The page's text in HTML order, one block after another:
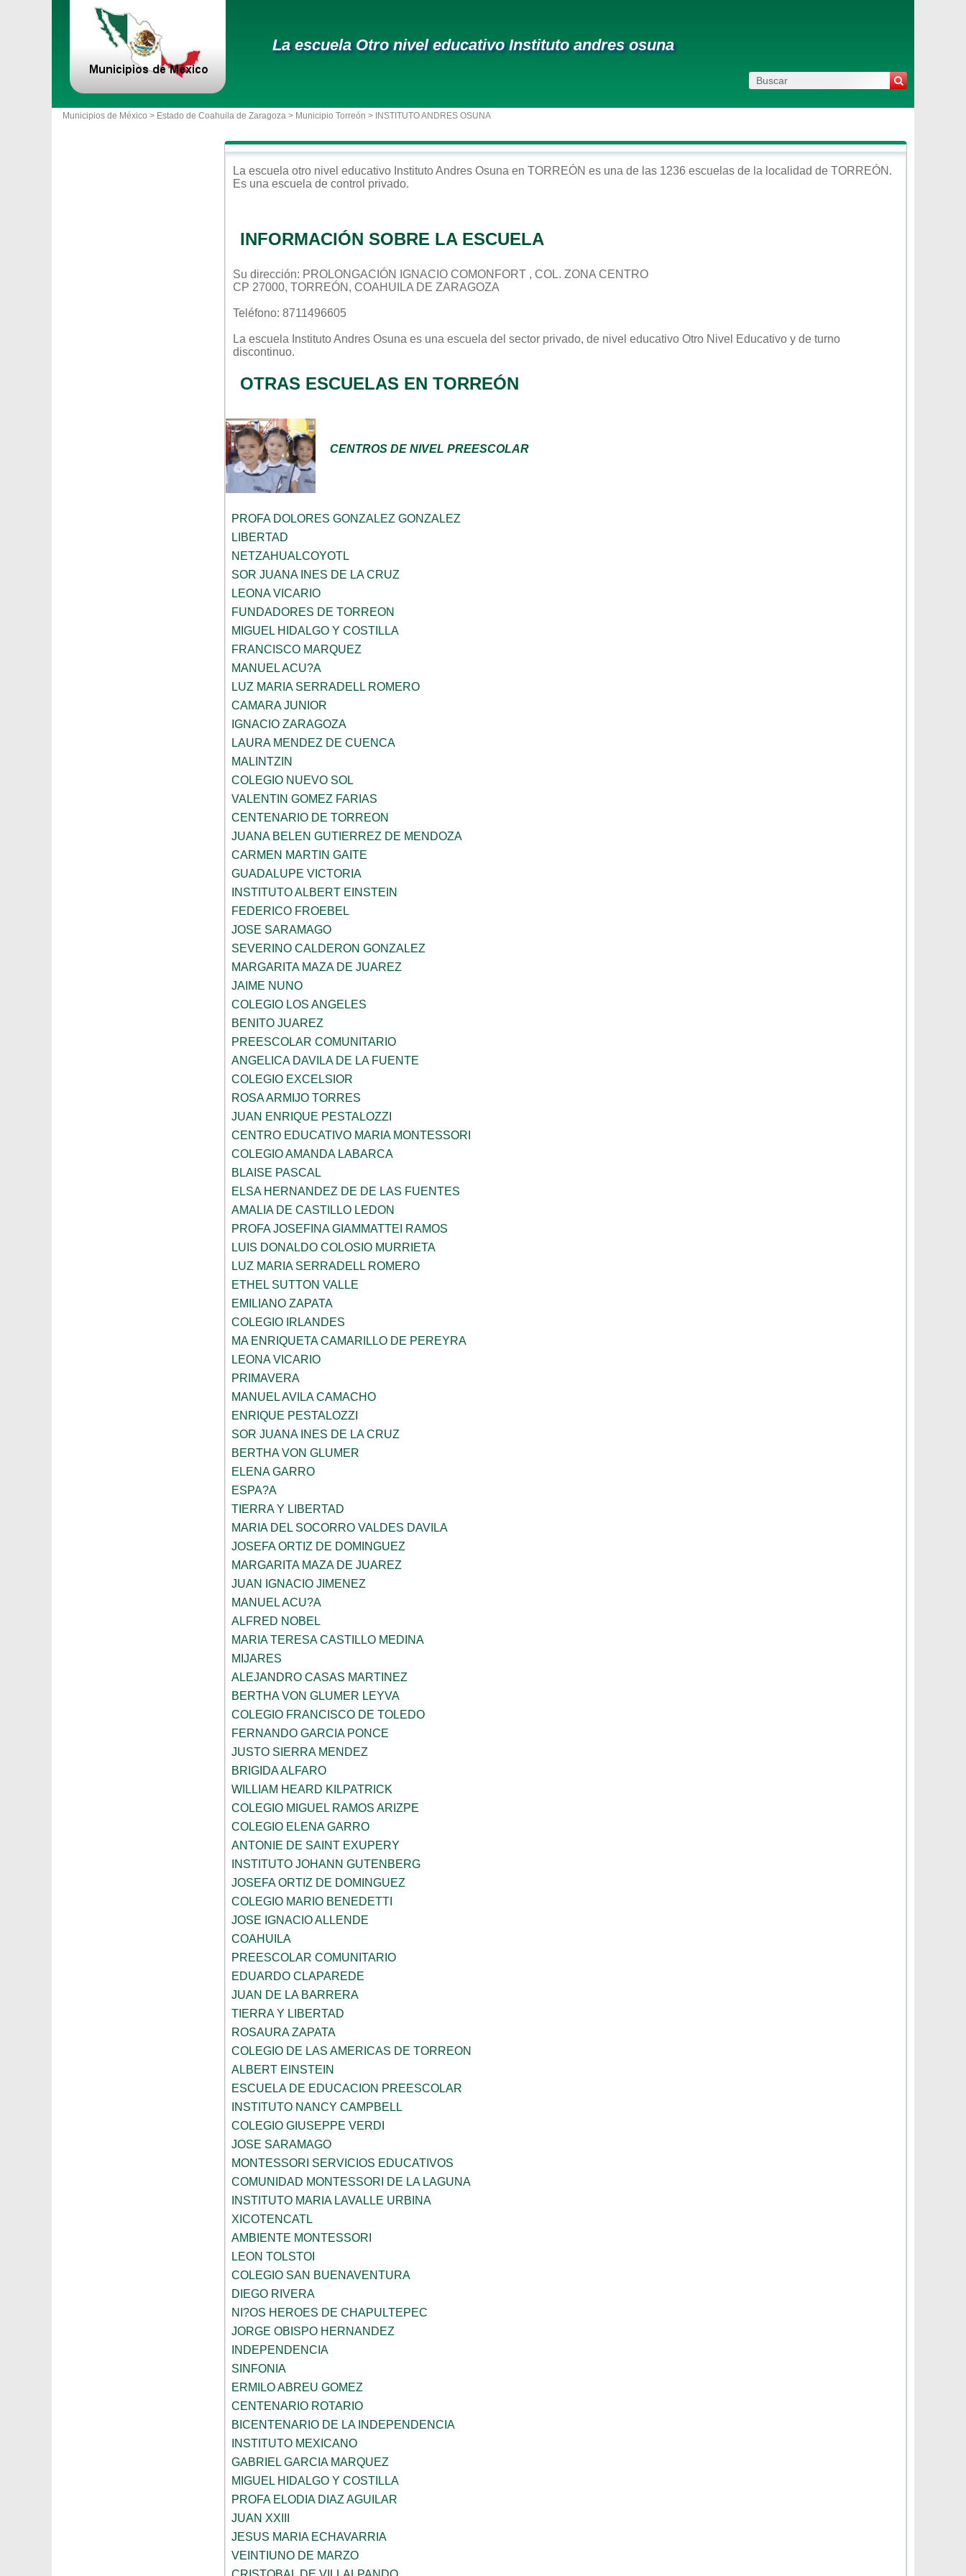
La escuela Otro nivel educativo Instituto andres osuna
Municipios de México > Estado de Coahuila de Zaragoza > Municipio Torreón > INSTITUTO ANDRES OSUNA
La escuela otro nivel educativo Instituto Andres Osuna en TORREÓN es una de las 1236 escuelas de la localidad de TORREÓN .
Es una escuela de control privado.
INFORMACIÓN SOBRE LA ESCUELA
Su dirección: PROLONGACIÓN IGNACIO COMONFORT , COL. ZONA CENTRO
CP 27000, TORREÓN, COAHUILA DE ZARAGOZA
Teléfono: 8711496605
La escuela Instituto Andres Osuna es una escuela del sector privado, de nivel educativo Otro Nivel Educativo y de turno
discontinuo.
OTRAS ESCUELAS EN TORREÓN
CENTROS DE NIVEL PREESCOLAR
PROFA DOLORES GONZALEZ GONZALEZ
LIBERTAD
NETZAHUALCOYOTL
SOR JUANA INES DE LA CRUZ
LEONA VICARIO
FUNDADORES DE TORREON
MIGUEL HIDALGO Y COSTILLA
FRANCISCO MARQUEZ
MANUEL ACU?A
LUZ MARIA SERRADELL ROMERO
CAMARA JUNIOR
IGNACIO ZARAGOZA
LAURA MENDEZ DE CUENCA
MALINTZIN
COLEGIO NUEVO SOL
VALENTIN GOMEZ FARIAS
CENTENARIO DE TORREON
JUANA BELEN GUTIERREZ DE MENDOZA
CARMEN MARTIN GAITE
GUADALUPE VICTORIA
INSTITUTO ALBERT EINSTEIN
FEDERICO FROEBEL
JOSE SARAMAGO
SEVERINO CALDERON GONZALEZ
MARGARITA MAZA DE JUAREZ
JAIME NUNO
COLEGIO LOS ANGELES
BENITO JUAREZ
PREESCOLAR COMUNITARIO
ANGELICA DAVILA DE LA FUENTE
COLEGIO EXCELSIOR
ROSA ARMIJO TORRES
JUAN ENRIQUE PESTALOZZI
CENTRO EDUCATIVO MARIA MONTESSORI
COLEGIO AMANDA LABARCA
BLAISE PASCAL
ELSA HERNANDEZ DE DE LAS FUENTES
AMALIA DE CASTILLO LEDON
PROFA JOSEFINA GIAMMATTEI RAMOS
LUIS DONALDO COLOSIO MURRIETA
LUZ MARIA SERRADELL ROMERO
ETHEL SUTTON VALLE
EMILIANO ZAPATA
COLEGIO IRLANDES
MA ENRIQUETA CAMARILLO DE PEREYRA
LEONA VICARIO
PRIMAVERA
MANUEL AVILA CAMACHO
ENRIQUE PESTALOZZI
SOR JUANA INES DE LA CRUZ
BERTHA VON GLUMER
ELENA GARRO
ESPA?A
TIERRA Y LIBERTAD
MARIA DEL SOCORRO VALDES DAVILA
JOSEFA ORTIZ DE DOMINGUEZ
MARGARITA MAZA DE JUAREZ
JUAN IGNACIO JIMENEZ
MANUEL ACU?A
ALFRED NOBEL
MARIA TERESA CASTILLO MEDINA
MIJARES
ALEJANDRO CASAS MARTINEZ
BERTHA VON GLUMER LEYVA
COLEGIO FRANCISCO DE TOLEDO
FERNANDO GARCIA PONCE
JUSTO SIERRA MENDEZ
BRIGIDA ALFARO
WILLIAM HEARD KILPATRICK
COLEGIO MIGUEL RAMOS ARIZPE
COLEGIO ELENA GARRO
ANTONIE DE SAINT EXUPERY
INSTITUTO JOHANN GUTENBERG
JOSEFA ORTIZ DE DOMINGUEZ
COLEGIO MARIO BENEDETTI
JOSE IGNACIO ALLENDE
COAHUILA
PREESCOLAR COMUNITARIO
EDUARDO CLAPAREDE
JUAN DE LA BARRERA
TIERRA Y LIBERTAD
ROSAURA ZAPATA
COLEGIO DE LAS AMERICAS DE TORREON
ALBERT EINSTEIN
ESCUELA DE EDUCACION PREESCOLAR
INSTITUTO NANCY CAMPBELL
COLEGIO GIUSEPPE VERDI
JOSE SARAMAGO
MONTESSORI SERVICIOS EDUCATIVOS
COMUNIDAD MONTESSORI DE LA LAGUNA
INSTITUTO MARIA LAVALLE URBINA
XICOTENCATL
AMBIENTE MONTESSORI
LEON TOLSTOI
COLEGIO SAN BUENAVENTURA
DIEGO RIVERA
NI?OS HEROES DE CHAPULTEPEC
JORGE OBISPO HERNANDEZ
INDEPENDENCIA
SINFONIA
ERMILO ABREU GOMEZ
CENTENARIO ROTARIO
BICENTENARIO DE LA INDEPENDENCIA
INSTITUTO MEXICANO
GABRIEL GARCIA MARQUEZ
MIGUEL HIDALGO Y COSTILLA
PROFA ELODIA DIAZ AGUILAR
JUAN XXIII
JESUS MARIA ECHAVARRIA
VEINTIUNO DE MARZO